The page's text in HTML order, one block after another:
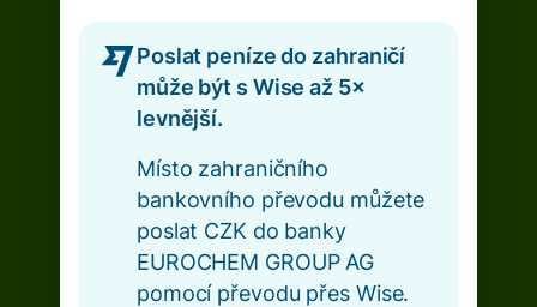
Poslat peníze do zahraničí
může být s Wise až 5×
levnější.
Místo zahraničního
bankovního převodu můžete
poslat CZK do banky
EUROCHEM GROUP AG
pomocí převodu přes Wise.